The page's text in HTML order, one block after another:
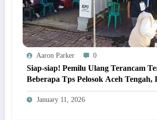
Aaron Parker 0
Siap-siap! Pemilu Ulang Terancam
Beberapa Tps Pelosok Aceh Tengah,
Penyebabnya!
January 11, 2026